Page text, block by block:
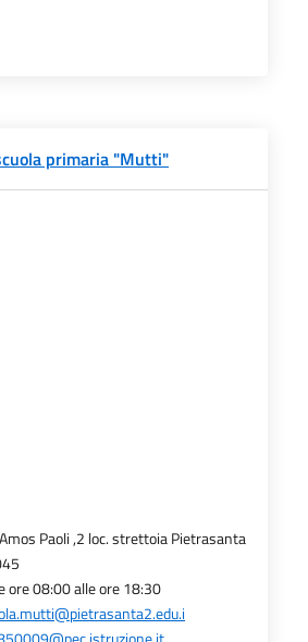
primaria "Mutti"
Paoli ,2 loc. strettoia Pietrasanta
ore 08:00 alle ore 18:30